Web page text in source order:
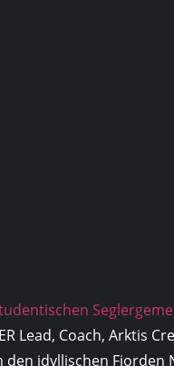
Lead, Coach, Arktis
idyllischen Fjorden